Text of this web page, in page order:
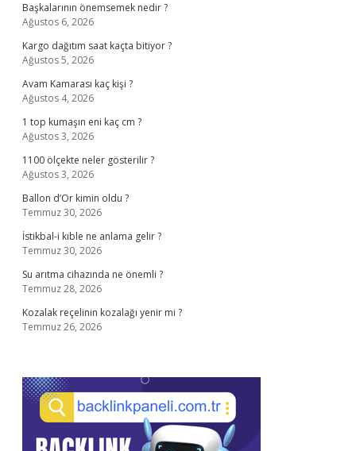
Başkalarının önemsemek nedir ?
Ağustos 6, 2026
Kargo dağıtım saat kaçta bitiyor ?
Ağustos 5, 2026
Avam Kamarası kaç kişi ?
Ağustos 4, 2026
1 top kumaşın eni kaç cm ?
Ağustos 3, 2026
1100 ölçekte neler gösterilir ?
Ağustos 3, 2026
Ballon d’Or kimin oldu ?
Temmuz 30, 2026
İstikbal-i kıble ne anlama gelir ?
Temmuz 30, 2026
Su arıtma cihazında ne önemli ?
Temmuz 28, 2026
Kozalak reçelinin kozalağı yenir mi ?
Temmuz 26, 2026